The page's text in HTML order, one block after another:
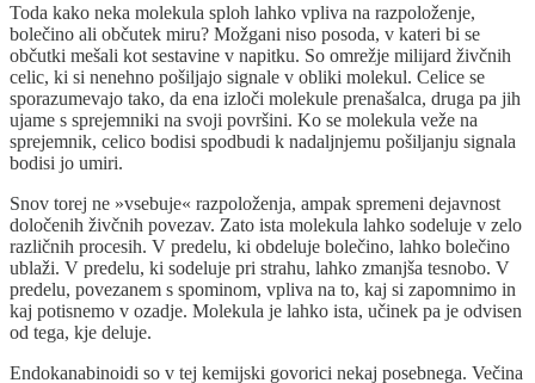
Toda kako neka molekula sploh lahko vpliva na razpoloženje,
bolečino ali občutek miru? Možgani niso posoda, v kateri bi se
občutki mešali kot sestavine v napitku. So omrežje milijard živčnih
celic, ki si nenehno pošiljajo signale v obliki molekul. Celice se
sporazumevajo tako, da ena izloči molekule prenašalca, druga pa jih
ujame s sprejemniki na svoji površini. Ko se molekula veže na
sprejemnik, celico bodisi spodbudi k nadaljnjemu pošiljanju signala
bodisi jo umiri.
Snov torej ne »vsebuje« razpoloženja, ampak spremeni dejavnost
določenih živčnih povezav. Zato ista molekula lahko sodeluje v zelo
različnih procesih. V predelu, ki obdeluje bolečino, lahko bolečino
ublaži. V predelu, ki sodeluje pri strahu, lahko zmanjša tesnobo. V
predelu, povezanem s spominom, vpliva na to, kaj si zapomnimo in
kaj potisnemo v ozadje. Molekula je lahko ista, učinek pa je odvisen
od tega, kje deluje.
Endokanabinoidi so v tej kemijski govorici nekaj posebnega. Večina